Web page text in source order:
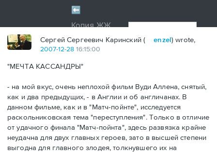
Сергей Сергеевич Каринский ( enzel) wrote,
2007-12-28 16:15:00
"МЕЧТА КАССАНДРЫ"
- на мой вкус, очень неплохой фильм Вуди Аллена, снятый,
как и два предыдущих, - в Англии и об англичанах. В
данном фильме, как и в "Матч-пойнте", исследуется
раскольниковская тема "переступления". Только в отличие
от удачного финала "Матч-пойнта", здесь развязка крайне
неудачна для двух главных героев, зато в высшей степени
выгодна для главного злодея, толкнувшего их на